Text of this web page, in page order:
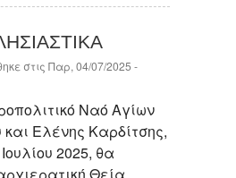
στις Παρ, 04/07/2025 -
Ναό Αγίων
Ελένης Καρδίτσης,
2025, θα